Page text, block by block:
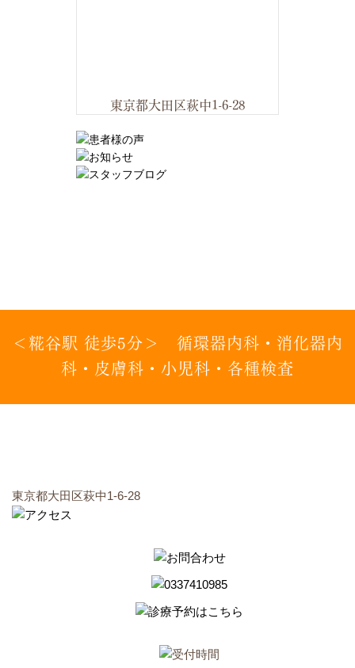
東京都大田区萩中1-6-28
＜糀谷駅 徒歩5分＞ 循環器内科・消化器内
科・皮膚科・小児科・各種検査
東京都大田区萩中1-6-28